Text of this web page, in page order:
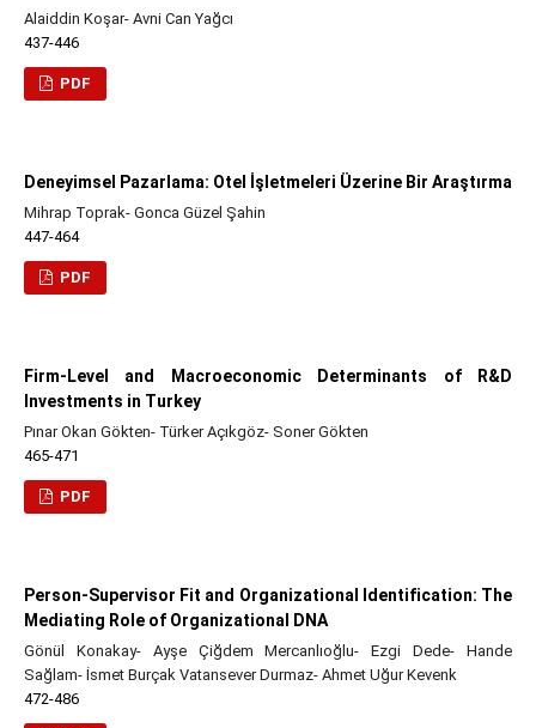
Alaiddin Koşar- Avni Can Yağcı
437-446
PDF
Deneyimsel Pazarlama: Otel İşletmeleri Üzerine Bir Araştırma
Mihrap Toprak- Gonca Güzel Şahin
447-464
PDF
Firm-Level and Macroeconomic Determinants of R&D
Investments in Turkey
Pınar Okan Gökten- Türker Açıkgöz- Soner Gökten
465-471
PDF
Person-Supervisor Fit and Organizational Identification: The
Mediating Role of Organizational DNA
Gönül Konakay- Ayşe Çiğdem Mercanlıoğlu- Ezgi Dede- Hande
Sağlam- İsmet Burçak Vatansever Durmaz- Ahmet Uğur Kevenk
472-486